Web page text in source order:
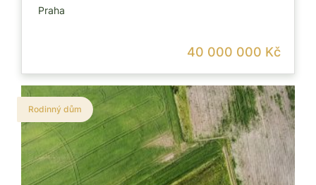
Praha
40 000 000 Kč
Rodinný dům